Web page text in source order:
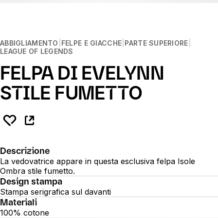
ABBIGLIAMENTO FELPE E GIACCHE PARTE SUPERIORE
LEAGUE OF LEGENDS
FELPA DI EVELYNN
STILE FUMETTO
Descrizione
La vedovatrice appare in questa esclusiva felpa Isole
Ombra stile fumetto.
Design stampa
Stampa serigrafica sul davanti
Materiali
100% cotone